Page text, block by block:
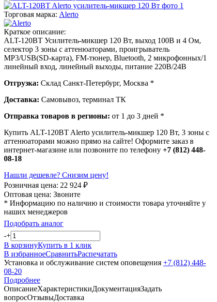
Торговая марка: Alerto
Краткое описание:
ALT-120BT Усилитель-микшер 120 Вт, выход 100В и 4 Ом,
селектор 3 зоны с аттенюаторами, проигрыватель
MP3/USB(SD-карта), FM-тюнер, Bluetooth, 2 микрофонных/1
линейный вход, линейный выходы, питание 220В/24В
Отгрузка: Склад Санкт-Петербург, Москва *
Доставка: Самовывоз, терминал ТК
Отправка товаров в регионы: от 1 до 3 дней *
Купить ALT-120BT Alerto усилитель-микшер 120 Вт, 3 зоны с
аттенюаторами можно прямо на сайте! Оформите заказ в
интернет-магазине или позвоните по телефону +7 (812) 448-
08-18
Нашли дешевле? Снизим цену!
Розничная цена: 22 924 ₽
Оптовая цена: Звоните
* Информацию по наличию и стоимости товара уточняйте у
наших менеджеров
Подобрать аналог
-+
В корзинуКупить в 1 клик
В избранноеСравнитьРаспечатать
Установка и обслуживание систем оповещения +7 (812) 448-
08-20
Подробнее
ОписаниеХарактеристикиДокументацияЗадать
вопросОтзывыДоставка